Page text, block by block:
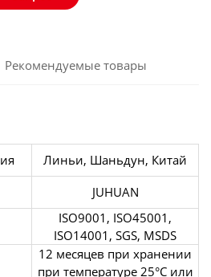
Рекомендуемые товары
Линьи, Шаньдун, Китай
JUHUAN
ISO9001, ISO45001,
ISO14001, SGS, MSDS
12 месяцев при хранении
при температуре 25°С или